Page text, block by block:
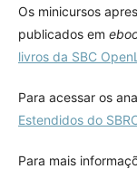
Os minicursos
publicados em
livros da SBC
Para acessar os
Estendidos do
Para mais